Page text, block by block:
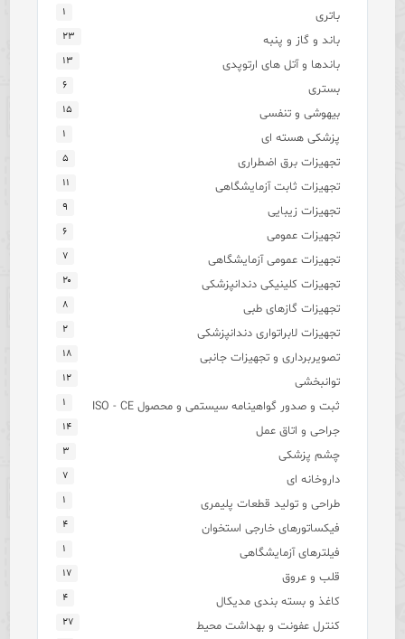
باتری ۱
باند و گاز و پنبه ۲۳
باندها و آتل های ارتوپدی ۱۳
بستری ۶
بیهوشی و تنفسی ۱۵
پزشکی هسته ای ۱
تجهیزات برق اضطراری ۵
تجهیزات ثابت آزمایشگاهی ۱۱
تجهیزات زیبایی ۹
تجهیزات عمومی ۶
تجهیزات عمومی آزمایشگاهی ۷
تجهیزات کلینیکی دندانپزشکی ۲۰
تجهیزات گازهای طبی ۸
تجهیزات لابراتواری دندانپزشکی ۲
تصویربرداری و تجهیزات جانبی ۱۸
توانبخشی ۱۲
ثبت و صدور گواهینامه سیستمی و محصول ISO - CE ۱
جراحی و اتاق عمل ۱۴
چشم پزشکی ۳
داروخانه ای ۷
طراحی و تولید قطعات پلیمری ۱
فیکساتورهای خارجی استخوان ۴
فیلترهای آزمایشگاهی ۱
قلب و عروق ۱۷
کاغذ و بسته بندی مدیکال ۴
کنترل عفونت و بهداشت محیط ۲۷